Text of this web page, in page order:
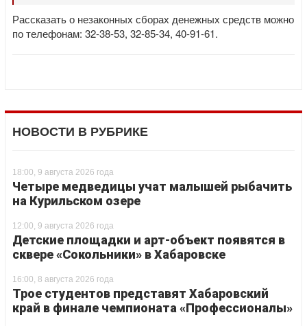
Рассказать о незаконных сборах денежных средств можно
по телефонам: 32-38-53, 32-85-34, 40-91-61.
НОВОСТИ В РУБРИКЕ
18:00, 9 августа 2026 года
Четыре медведицы учат малышей рыбачить
на Курильском озере
12:00, 9 августа 2026 года
Детские площадки и арт-объект появятся в
сквере «Сокольники» в Хабаровске
16:00, 8 августа 2026 года
Трое студентов представят Хабаровский
край в финале чемпионата «Профессионалы»